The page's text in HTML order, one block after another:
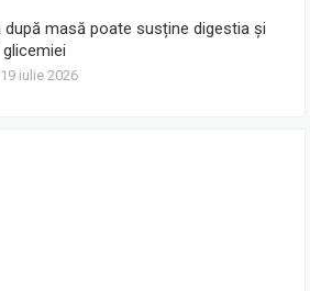
după masă poate susține digestia și
iulie 2026